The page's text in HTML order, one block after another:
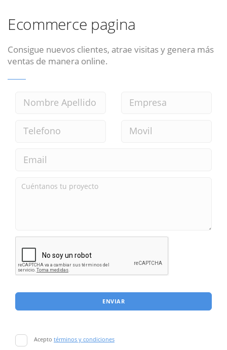
Ecommerce pagina
Consigue nuevos clientes, atrae visitas y genera más
ventas de manera online.
ENVIAR
Acepto términos y condiciones